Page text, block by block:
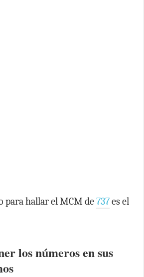
para hallar el MCM de737es el
los números en sus